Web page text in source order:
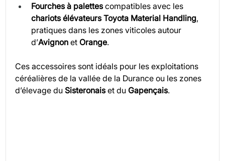
Fourches à palettes compatibles avec les
chariots élévateurs Toyota Material Handling,
pratiques dans les zones viticoles autour
d’Avignon et Orange.
Ces accessoires sont idéals pour les exploitations
céréalières de la vallée de la Durance ou les zones
d’élevage du Sisteronais et du Gapençais.